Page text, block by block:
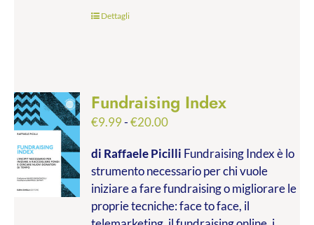
Dettagli
Fundraising Index
€9.99-€20.00Fascia
prezzo:
da
€9.99
a
di Raffaele Picilli Fundraising Index è lo
strumento necessario per chi vuole
iniziare a fare fundraising o migliorare le
proprie tecniche: face to face, il